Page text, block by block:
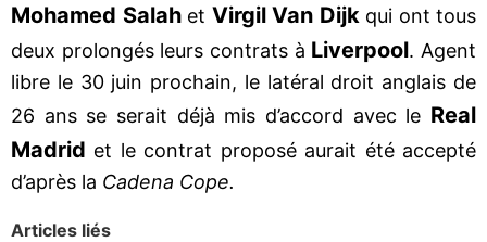
Mohamed Salah et Virgil Van Dijk qui ont tous
deux prolongés leurs contrats à Liverpool. Agent
libre le 30 juin prochain, le latéral droit anglais de
26 ans se serait déjà mis d’accord avec le Real
Madrid et le contrat proposé aurait été accepté
d’après la Cadena Cope.
Articles liés